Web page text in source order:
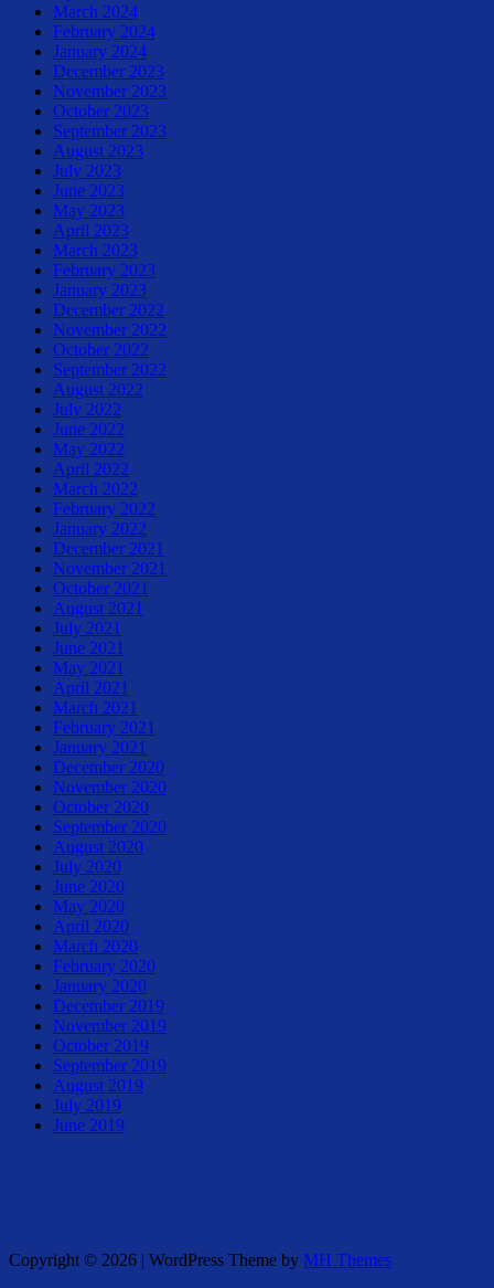
March 2024
February 2024
January 2024
December 2023
November 2023
October 2023
September 2023
August 2023
July 2023
June 2023
May 2023
April 2023
March 2023
February 2023
January 2023
December 2022
November 2022
October 2022
September 2022
August 2022
July 2022
June 2022
May 2022
April 2022
March 2022
February 2022
January 2022
December 2021
November 2021
October 2021
August 2021
July 2021
June 2021
May 2021
April 2021
March 2021
February 2021
January 2021
December 2020
November 2020
October 2020
September 2020
August 2020
July 2020
June 2020
May 2020
April 2020
March 2020
February 2020
January 2020
December 2019
November 2019
October 2019
September 2019
August 2019
July 2019
June 2019
Copyright © 2026 | WordPress Theme by MH Themes